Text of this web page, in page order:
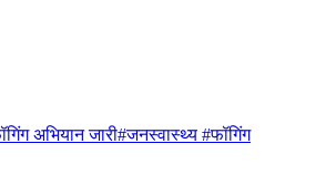
अभियान जारी#जनस्वास्थ्य #फॉगिंग